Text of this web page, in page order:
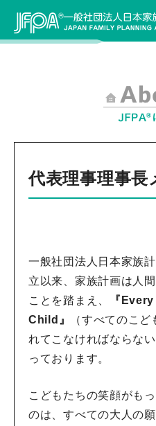
代表理事理事長
一般社団法人日本家族
立以来、家族計画は人
ことを踏まえ、
『
Child』
（すべてのこ
れてこなければならな
っております。
こどもたちの笑顔がも
のは、すべての大人の